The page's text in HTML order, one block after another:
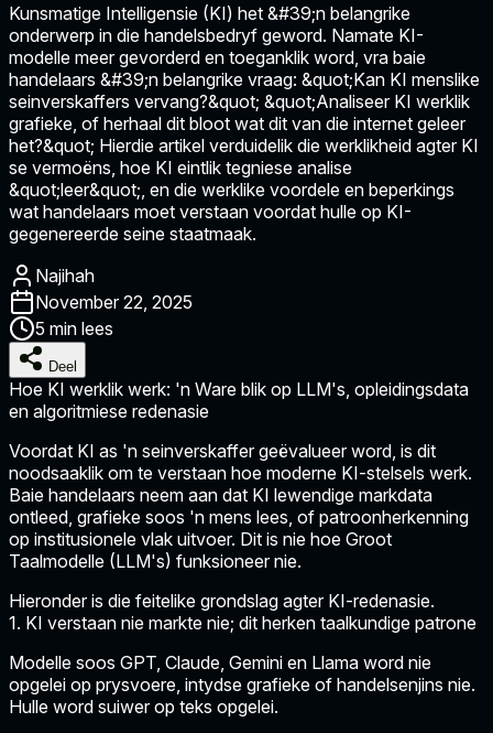
Kunsmatige Intelligensie (KI) het &#39;n belangrike
onderwerp in die handelsbedryf geword. Namate KI-
modelle meer gevorderd en toeganklik word, vra baie
handelaars &#39;n belangrike vraag: &quot;Kan KI menslike
seinverskaffers vervang?&quot; &quot;Analiseer KI werklik
grafieke, of herhaal dit bloot wat dit van die internet geleer
het?&quot; Hierdie artikel verduidelik die werklikheid agter KI
se vermoëns, hoe KI eintlik tegniese analise
&quot;leer&quot;, en die werklike voordele en beperkings
wat handelaars moet verstaan voordat hulle op KI-
gegenereerde seine staatmaak.
Najihah
November 22, 2025
5 min lees
Deel
Hoe KI werklik werk: 'n Ware blik op LLM's, opleidingsdata
en algoritmiese redenasie
Voordat KI as 'n seinverskaffer geëvalueer word, is dit
noodsaaklik om te verstaan hoe moderne KI-stelsels werk.
Baie handelaars neem aan dat KI lewendige markdata
ontleed, grafieke soos 'n mens lees, of patroonherkenning
op institusionele vlak uitvoer. Dit is nie hoe Groot
Taalmodelle (LLM's) funksioneer nie.
Hieronder is die feitelike grondslag agter KI-redenasie.
1. KI verstaan nie markte nie; dit herken taalkundige patrone
Modelle soos GPT, Claude, Gemini en Llama word nie
opgelei op prysvoere, intydse grafieke of handelsenjins nie.
Hulle word suiwer op teks opgelei.